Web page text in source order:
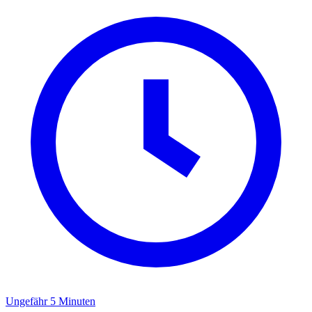
Ungefähr 5 Minuten